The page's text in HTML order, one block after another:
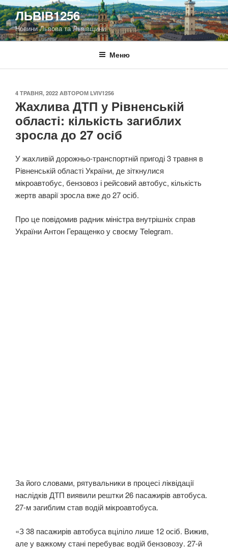
Перейти
до
вмісту
ЛЬВІВ1256
Новини Львова та Львівщини
Меню
ОПУБЛІКОВАНО
4 ТРАВНЯ, 2022 АВТОРОМ LVIV1256
Жахлива ДТП у Рівненській
області: кількість загиблих
зросла до 27 осіб
У жахливій дорожньо-транспортній пригоді 3 травня в
Рівненській області України, де зіткнулися
мікроавтобус, бензовоз і рейсовий автобус, кількість
жертв аварії зросла вже до 27 осіб.
Про це повідомив радник міністра внутрішніх справ
України Антон Геращенко у своєму Telegram.
За його словами, рятувальники в процесі ліквідації
наслідків ДТП виявили рештки 26 пасажирів автобуса.
27-м загиблим став водій мікроавтобуса.
«З 38 пасажирів автобуса вціліло лише 12 осіб. Вижив,
але у важкому стані перебуває водій бензовозу. 27-й